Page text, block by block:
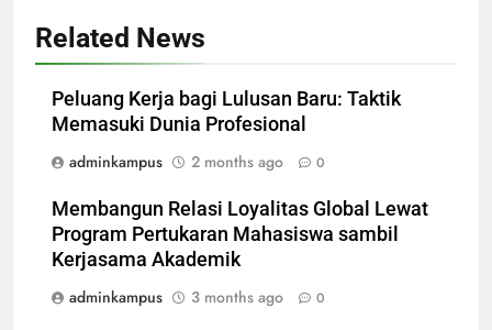
Related News
Peluang Kerja bagi Lulusan Baru: Taktik
Memasuki Dunia Profesional
adminkampus
2 months ago 0
Membangun Relasi Loyalitas Global Lewat
Program Pertukaran Mahasiswa sambil
Kerjasama Akademik
adminkampus
3 months ago 0